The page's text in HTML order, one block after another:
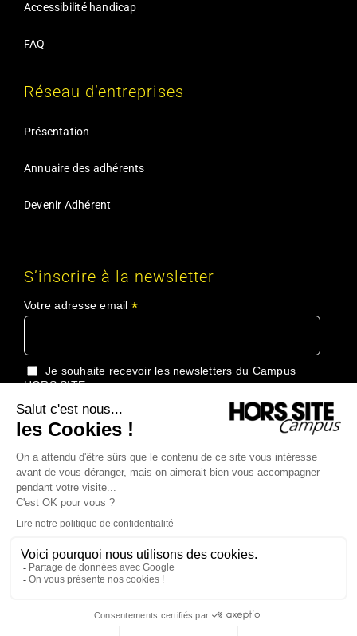
Accessibilité handicap
FAQ
Réseau d’entreprises
Présentation
Annuaire des adhérents
Devenir Adhérent
S’inscrire à la newsletter
Votre adresse email *
Je souhaite recevoir les newsletters du Campus
HORS SITE
J'accepte de recevoir les informations du Groupe
HORS SITE
générales de vente|Politique de confidentialité|Plan du site